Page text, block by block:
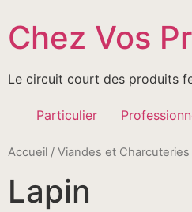
au
contenu
Chez Vos
Le circuit court des produits
Particulier
Accueil / Viandes et Charcuteries
Lapin